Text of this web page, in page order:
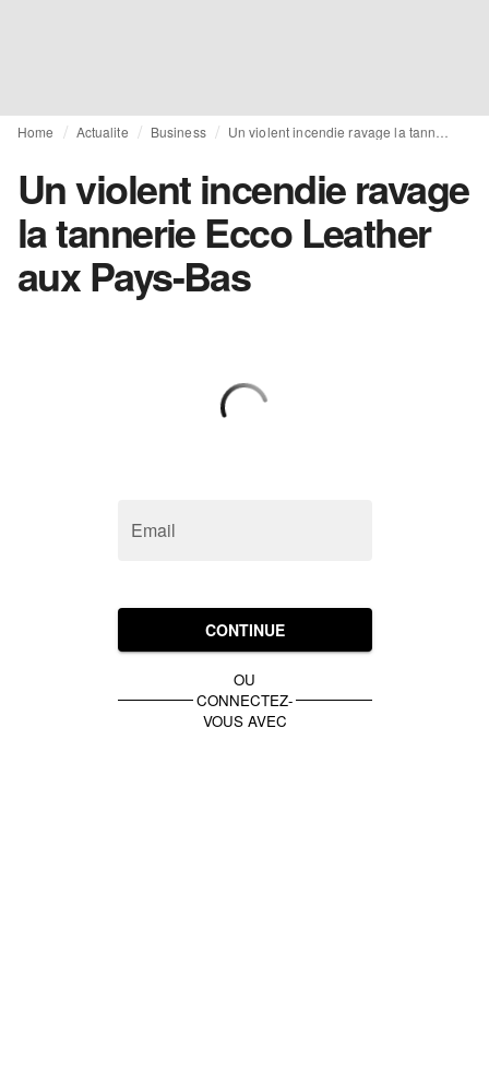
Home Actualite Business
Un violent incendie ravage
la tannerie Ecco Leather
aux Pays-Bas
Email
CONTINUE
OU
CONNECTEZ-
VOUS AVEC